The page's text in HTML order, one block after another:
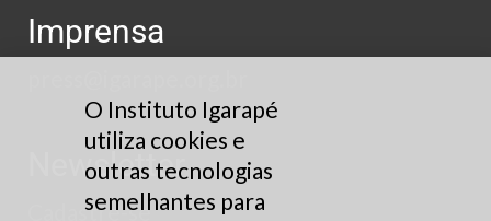
Imprensa
Newsletter
Cadastre-se
O Instituto Igarapé
utiliza cookies e
outras tecnologias
semelhantes para